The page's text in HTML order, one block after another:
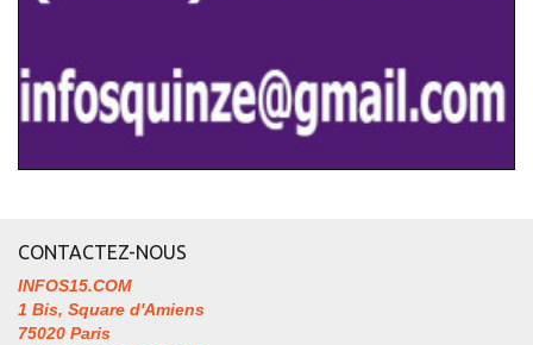
CONTACTEZ-NOUS
INFOS15.COM
1 Bis, Square d'Amiens
75020 Paris